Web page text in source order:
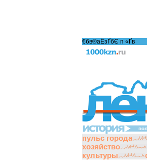
€бв®аЁзҐбЄ п «Ґ­в
пульс города
хозяйство
культуры